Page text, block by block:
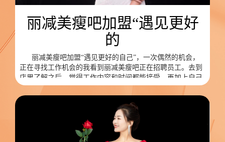
丽减美瘦吧加盟“遇见更好
的
丽减美瘦吧加盟“遇见更好的自己”，一次偶然的机会，
正在寻找工作机会的我看到丽减美瘦吧正在招聘员工。去到
店里了解之后，觉得工作内容和时间都能接受，再加上自己
也有点胖，于是就留在门店边减肥边工作了。